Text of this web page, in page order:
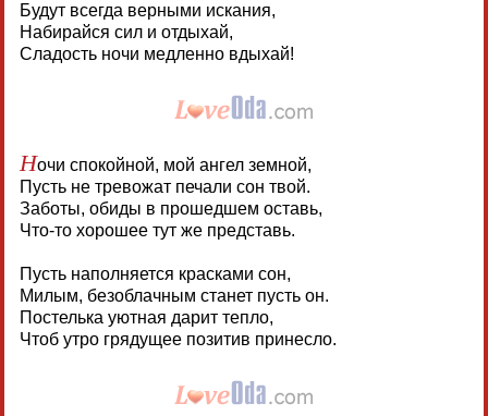
Будут всегда верными искания,
Набирайся сил и отдыхай,
Сладость ночи медленно вдыхай!
Ночи спокойной, мой ангел земной,
Пусть не тревожат печали сон твой.
Заботы, обиды в прошедшем оставь,
Что-то хорошее тут же представь.
Пусть наполняется красками сон,
Милым, безоблачным станет пусть он.
Постелька уютная дарит тепло,
Чтоб утро грядущее позитив принесло.